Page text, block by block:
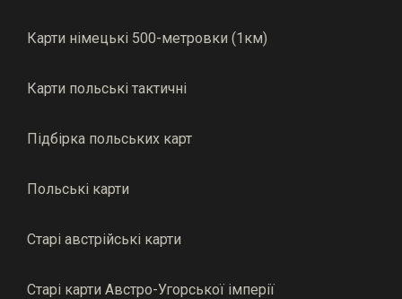
Карти німецькі 500-метровки (1км)
Карти польські тактичні
Підбірка польських карт
Польські карти
Старі австрійські карти
Старі карти Австро-Угорської імперії